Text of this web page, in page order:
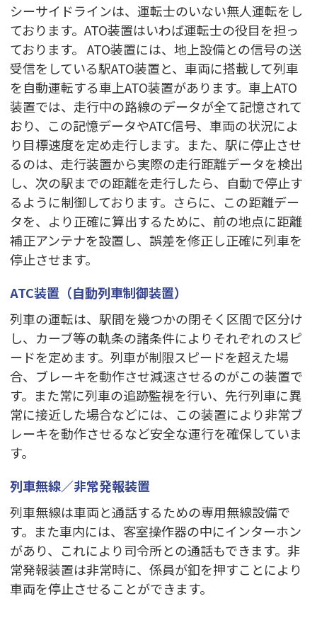
シーサイドラインは、運転士のいない無人運転をし
ております。ATO装置はいわば運転士の役目を担っ
ております。 ATO装置には、地上設備との信号の送
受信をしている駅ATO装置と、車両に搭載して列車
を自動運転する車上ATO装置があります。車上ATO
装置では、走行中の路線のデータが全て記憶されて
おり、この記憶データやATC信号、車両の状況によ
り目標速度を定め走行します。また、駅に停止させ
るのは、走行装置から実際の走行距離データを検出
し、次の駅までの距離を走行したら、自動で停止す
るように制御しております。さらに、この距離デー
タを、より正確に算出するために、前の地点に距離
補正アンテナを設置し、誤差を修正し正確に列車を
停止させます。
ATC装置（自動列車制御装置）
列車の運転は、駅間を幾つかの閉そく区間で区分け
し、カーブ等の軌条の諸条件によりそれぞれのスピ
ードを定めます。列車が制限スピードを超えた場
合、ブレーキを動作させ減速させるのがこの装置で
す。また常に列車の追跡監視を行い、先行列車に異
常に接近した場合などには、この装置により非常ブ
レーキを動作させるなど安全な運行を確保していま
す。
列車無線／非常発報装置
列車無線は車両と通話するための専用無線設備で
す。また車内には、客室操作器の中にインターホン
があり、これにより司令所との通話もできます。非
常発報装置は非常時に、係員が釦を押すことにより
車両を停止させることができます。